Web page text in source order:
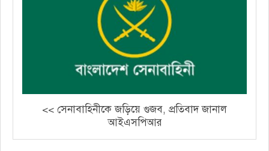
<< সেনাবাহিনীকে জড়িয়ে গুজব, প্রতিবাদ জানাল
আইএসপিআর